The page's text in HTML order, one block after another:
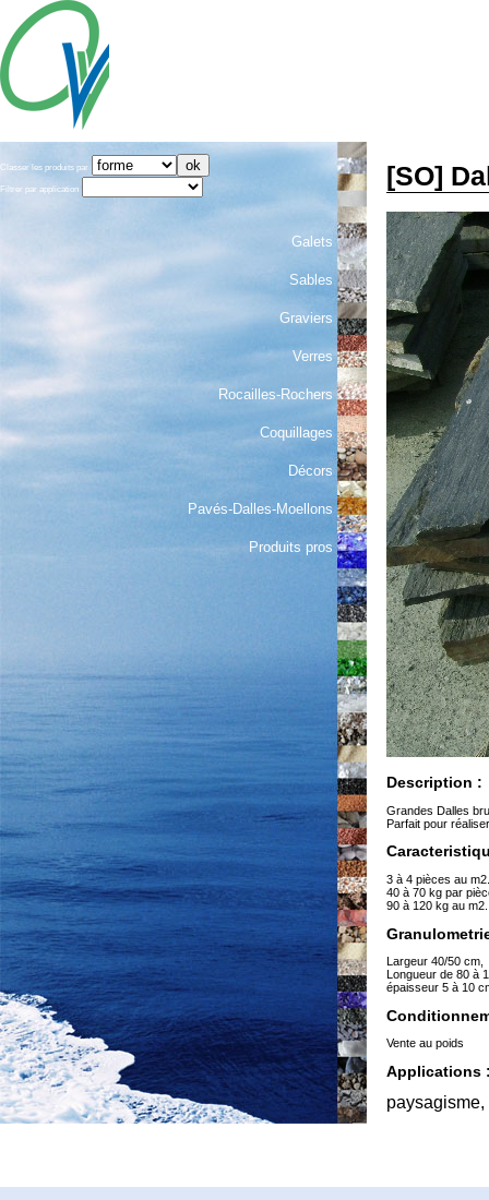
Classer les produits par
Filtrer par application
Galets
Sables
Graviers
Verres
Rocailles-Rochers
Coquillages
Décors
Pavés-Dalles-Moellons
Produits pros
[SO]
Description :
Grandes Dalles
Parfait pour
3 à 4 pièces au m2.
40 à 70 kg par
90 à 120 kg au m2.
Largeur 40/50 cm,
Longueur de 80 à
épaisseur 5 à 10
Vente au poids
Applications